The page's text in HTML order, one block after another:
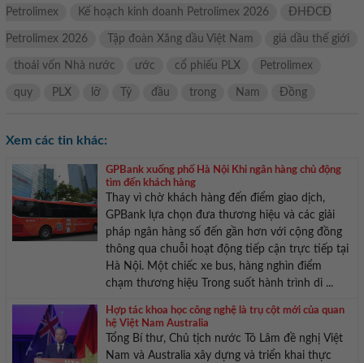
Petrolimex Kế hoạch kinh doanh Petrolimex 2026 ĐHĐCĐ
Petrolimex 2026 Tập đoàn Xăng dầu Việt Nam giá dầu thế giới
thoái vốn Nhà nước ước cổ phiếu PLX Petrolimex
quy PLX lỡ Tỷ đầu trong Nam Đồng
Xem các tin khác:
GPBank xuống phố Hà Nội Khi ngân hàng chủ động
tìm đến khách hàng
Thay vì chờ khách hàng đến điểm giao dịch,
GPBank lựa chọn đưa thương hiệu và các giải
pháp ngân hàng số đến gần hơn với cộng đồng
thông qua chuỗi hoạt động tiếp cận trực tiếp tại
Hà Nội. Một chiếc xe bus, hàng nghìn điểm
chạm thương hiệu Trong suốt hành trình di ...
Hợp tác khoa học công nghệ là trụ cột mới của quan
hệ Việt Nam Australia
Tổng Bí thư, Chủ tịch nước Tô Lâm đề nghị Việt
Nam và Australia xây dựng và triển khai thực